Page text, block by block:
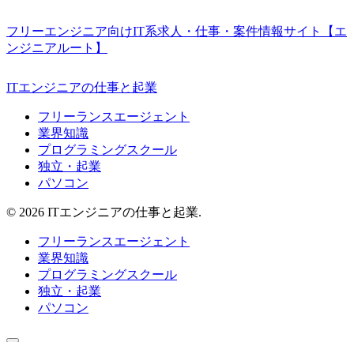
フリーエンジニア向けIT系求人・仕事・案件情報サイト【エ
ンジニアルート】
ITエンジニアの仕事と起業
フリーランスエージェント
業界知識
プログラミングスクール
独立・起業
パソコン
© 2026 ITエンジニアの仕事と起業.
フリーランスエージェント
業界知識
プログラミングスクール
独立・起業
パソコン